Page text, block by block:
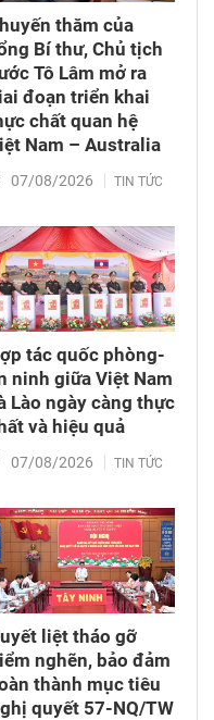
thăm của
Bí thư, Chủ tịch
Tô Lâm mở ra
đoạn triển khai
chất quan hệ
Nam – Australia
07/08/2026 TIN TỨC
tác quốc phòng-
ninh giữa Việt Nam
Lào ngày càng thực
và hiệu quả
07/08/2026 TIN TỨC
liệt tháo gỡ
nghẽn, bảo đảm
thành mục tiêu
quyết 57-NQ/TW